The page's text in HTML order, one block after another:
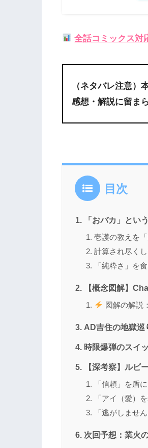
全話コミックス対
（ネタバレ注意）
感想・解説に留ま
目次
「おバカ」とい
壱護の教えを
計算され尽くし
「純粋さ」を
【概念図解】
図解の解説
AD吉住の地獄巡
時限爆弾のスイ
【深考察】ルビ
「信頼」を盾
「アイ（愛）
「逃がしませ
次回予想：業火